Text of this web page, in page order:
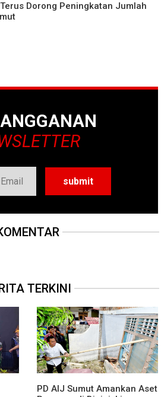
Dorong Peningkatan Jumlah
TERKINI
PD AIJ Sumut Amankan Aset